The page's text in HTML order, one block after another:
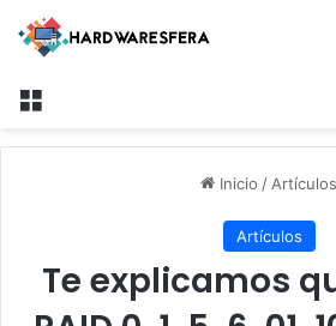
Menú
Inicio / Artículos
Artículos
Te explicamos